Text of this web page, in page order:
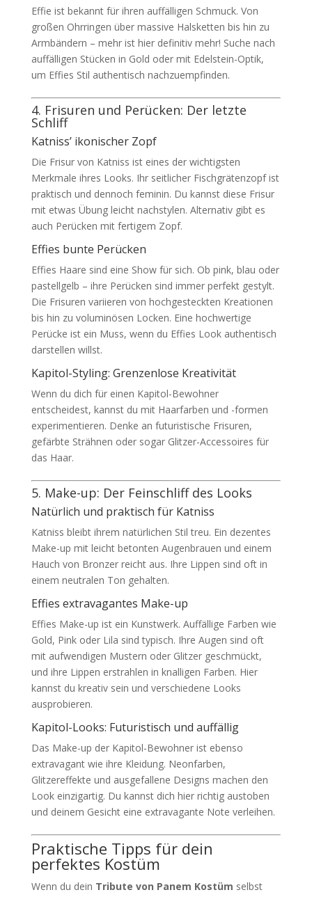
Effie ist bekannt für ihren auffälligen Schmuck. Von
großen Ohrringen über massive Halsketten bis hin zu
Armbändern – mehr ist hier definitiv mehr! Suche nach
auffälligen Stücken in Gold oder mit Edelstein-Optik,
um Effies Stil authentisch nachzuempfinden.
4. Frisuren und Perücken: Der letzte
Schliff
Katniss’ ikonischer Zopf
Die Frisur von Katniss ist eines der wichtigsten
Merkmale ihres Looks. Ihr seitlicher Fischgrätenzopf ist
praktisch und dennoch feminin. Du kannst diese Frisur
mit etwas Übung leicht nachstylen. Alternativ gibt es
auch Perücken mit fertigem Zopf.
Effies bunte Perücken
Effies Haare sind eine Show für sich. Ob pink, blau oder
pastellgelb – ihre Perücken sind immer perfekt gestylt.
Die Frisuren variieren von hochgesteckten Kreationen
bis hin zu voluminösen Locken. Eine hochwertige
Perücke ist ein Muss, wenn du Effies Look authentisch
darstellen willst.
Kapitol-Styling: Grenzenlose Kreativität
Wenn du dich für einen Kapitol-Bewohner
entscheidest, kannst du mit Haarfarben und -formen
experimentieren. Denke an futuristische Frisuren,
gefärbte Strähnen oder sogar Glitzer-Accessoires für
das Haar.
5. Make-up: Der Feinschliff des Looks
Natürlich und praktisch für Katniss
Katniss bleibt ihrem natürlichen Stil treu. Ein dezentes
Make-up mit leicht betonten Augenbrauen und einem
Hauch von Bronzer reicht aus. Ihre Lippen sind oft in
einem neutralen Ton gehalten.
Effies extravagantes Make-up
Effies Make-up ist ein Kunstwerk. Auffällige Farben wie
Gold, Pink oder Lila sind typisch. Ihre Augen sind oft
mit aufwendigen Mustern oder Glitzer geschmückt,
und ihre Lippen erstrahlen in knalligen Farben. Hier
kannst du kreativ sein und verschiedene Looks
ausprobieren.
Kapitol-Looks: Futuristisch und auffällig
Das Make-up der Kapitol-Bewohner ist ebenso
extravagant wie ihre Kleidung. Neonfarben,
Glitzereffekte und ausgefallene Designs machen den
Look einzigartig. Du kannst dich hier richtig austoben
und deinem Gesicht eine extravagante Note verleihen.
Praktische Tipps für dein
perfektes Kostüm
Wenn du dein Tribute von Panem Kostüm selbst